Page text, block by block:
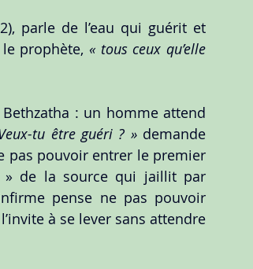
parle de l’eau qui guérit et
prophète, « tous ceux qu’elle
: un homme attend
tu être guéri ? » demande
pas pouvoir entrer le premier
» de la source qui jaillit par
à se lever sans attendre